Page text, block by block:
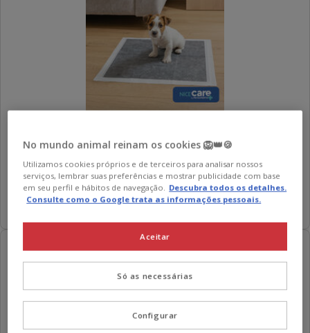
Preço
13.99€
13.99€-32.99€
3 opções de formato
Adicionar
No mundo animal reinam os cookies 🦁👑🍪
Utilizamos cookies próprios e de terceiros para analisar nossos
serviços, lembrar suas preferências e mostrar publicidade com base
em seu perfil e hábitos de navegação. Descubra todos os detalhes.
Consulte como o Google trata as informações pessoais.
Só as necessárias
Aceitar
Configurar